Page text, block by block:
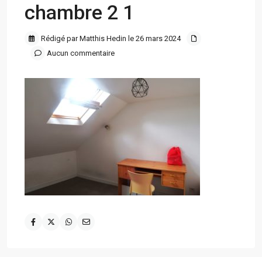
chambre 2 1
Rédigé par Matthis Hedin le 26 mars 2024
Aucun commentaire